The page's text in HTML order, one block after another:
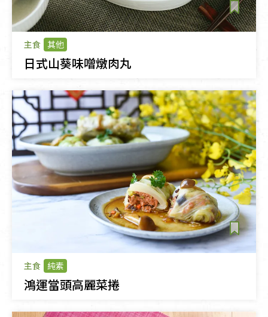
主食 其他
日式山葵味噌燉肉丸
主食 純素
鴻運當頭高麗菜捲